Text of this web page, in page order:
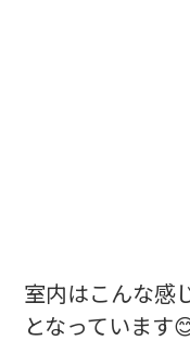
室内はこんな感
となっています